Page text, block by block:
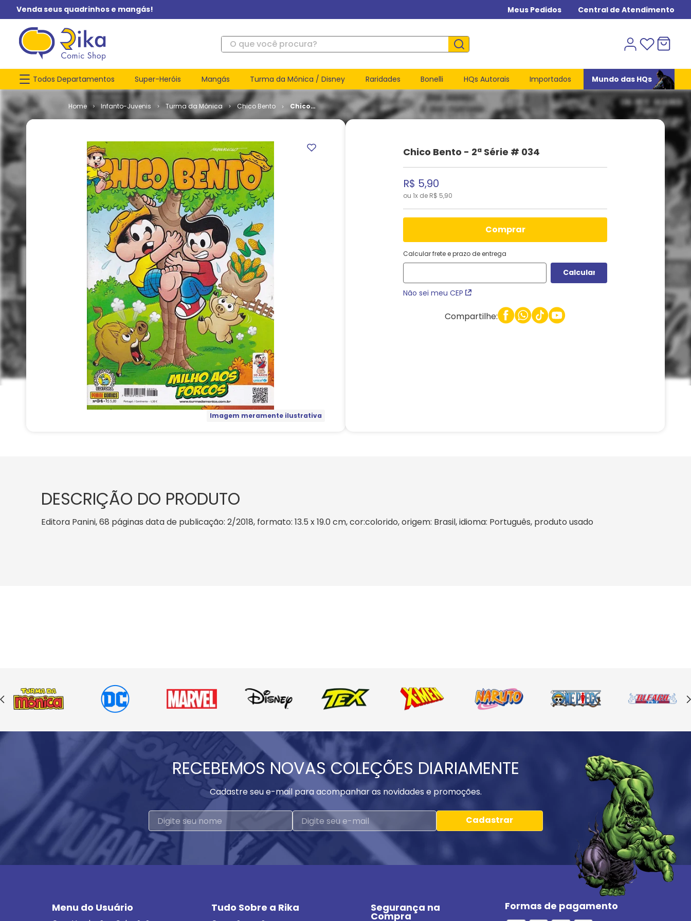
Venda seus quadrinhos e mangás! Meus Pedidos Central de Atendimento
O que você procura?
Todos Departamentos Super-Heróis Mangás Turma da Mônica / Disney Raridades Bonelli HQs Autorais Importados Mundo das HQs
Infanto-Juvenis Turma da Mônica Chico Bento
Chico
Bento - 2ª
Imagem meramente ilustrativa
Chico Bento - 2ª Série # 034
R$ 5,90
ou 1x de R$ 5,90
comprar
Calcular frete e prazo de entrega
Não sei meu CEP
Compartilhe:
DESCRIÇÃO DO PRODUTO
Editora Panini, 68 páginas data de publicação: 2/2018, formato: 13.5 x 19.0 cm, cor:colorido, origem: Brasil, idioma: Português, produto usado
RECEBEMOS NOVAS COLEÇÕES DIARIAMENTE
Cadastre seu e-mail para acompanhar as novidades e promoções.
Cadastrar
Menu do Usuário Tudo Sobre a Rika Segurança na
Compra
Formas de pagamento